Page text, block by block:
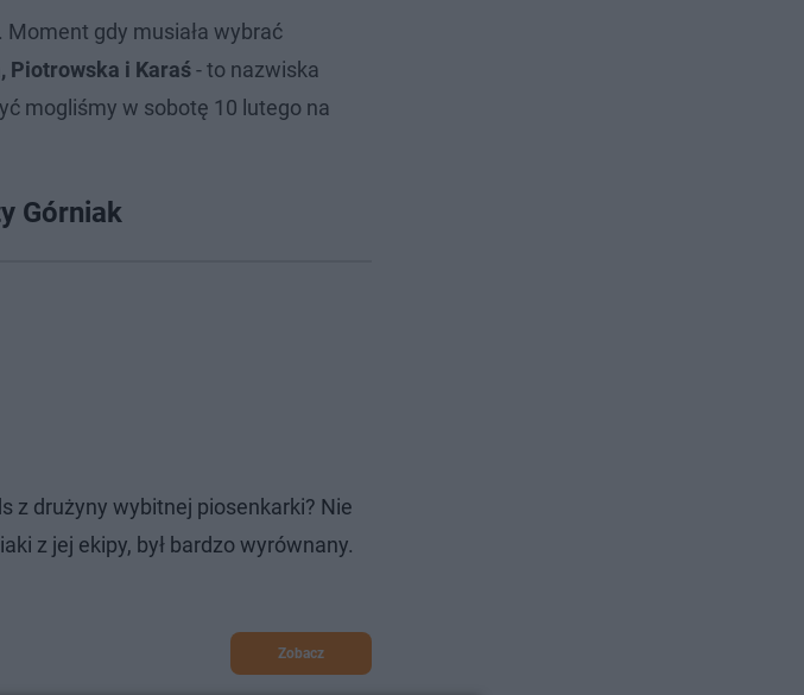
. Moment gdy musiała wybrać
Piotrowska i Karaś- to nazwiska
mogliśmy w sobotę 10 lutego na
Górniak
z drużyny wybitnej piosenkarki? Nie
z jej ekipy, był bardzo wyrównany.
Zobacz